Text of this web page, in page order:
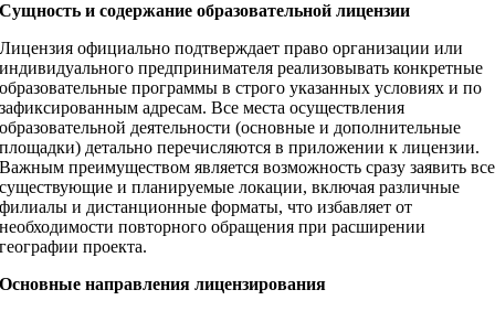
Сущность и содержание образовательной лицензии
Лицензия официально подтверждает право организации или
индивидуального предпринимателя реализовывать конкретные
образовательные программы в строго указанных условиях и по
зафиксированным адресам. Все места осуществления
образовательной деятельности (основные и дополнительные
площадки) детально перечисляются в приложении к лицензии.
Важным преимуществом является возможность сразу заявить все
существующие и планируемые локации, включая различные
филиалы и дистанционные форматы, что избавляет от
необходимости повторного обращения при расширении
географии проекта.
Основные направления лицензирования